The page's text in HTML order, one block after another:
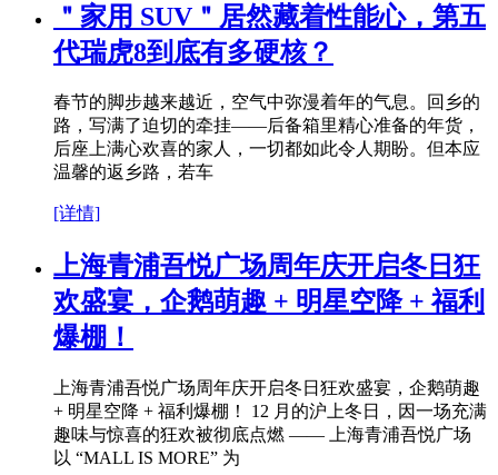
＂家用 SUV＂居然藏着性能心，第五
代瑞虎8到底有多硬核？
春节的脚步越来越近，空气中弥漫着年的气息。回乡的
路，写满了迫切的牵挂——后备箱里精心准备的年货，
后座上满心欢喜的家人，一切都如此令人期盼。但本应
温馨的返乡路，若车
[详情]
上海青浦吾悦广场周年庆开启冬日狂
欢盛宴，企鹅萌趣 + 明星空降 + 福利
爆棚！
上海青浦吾悦广场周年庆开启冬日狂欢盛宴，企鹅萌趣
+ 明星空降 + 福利爆棚！ 12 月的沪上冬日，因一场充满
趣味与惊喜的狂欢被彻底点燃 —— 上海青浦吾悦广场
以 “MALL IS MORE” 为